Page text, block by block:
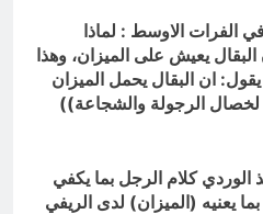
الفرات الاوسط : لماذا
يعيش على الميزان، وهذا
ان البقال يحمل الميزان
لخصال الرجولة والشجاعة))
كلام الرجل بما يكفي
يعنيه (الميزان) لدى الريفي